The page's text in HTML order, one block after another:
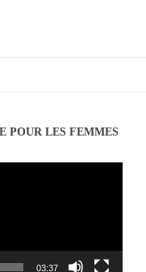
POUR LES FEMMES
03:37